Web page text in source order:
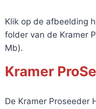
Klik op de afbeelding
folder van de Kramer
Mb).
Kramer
De Kramer Proseeder